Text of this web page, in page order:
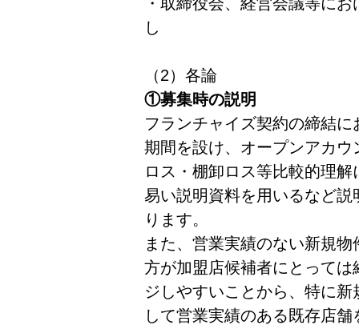
し
（2）各論
①募集時の説明
フランチャイズ契約の締結
期間を設け、オープンアカ
ロス・棚卸ロス等比較的理
易い説明資料を用いるなど
ります。
また、営業実績のない新規
方が加盟店候補者にとって
ジしやすいことから、特に
して営業実績のある既存店